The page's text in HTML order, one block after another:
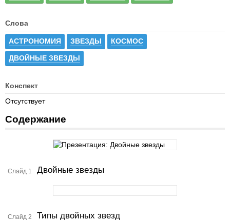
Слова
АСТРОНОМИЯ ЗВЕЗДЫ КОСМОС
ДВОЙНЫЕ ЗВЕЗДЫ
Конспект
Отсутствует
Содержание
Слайд 1 Двойные звезды
Слайд 2 Типы двойных звезд